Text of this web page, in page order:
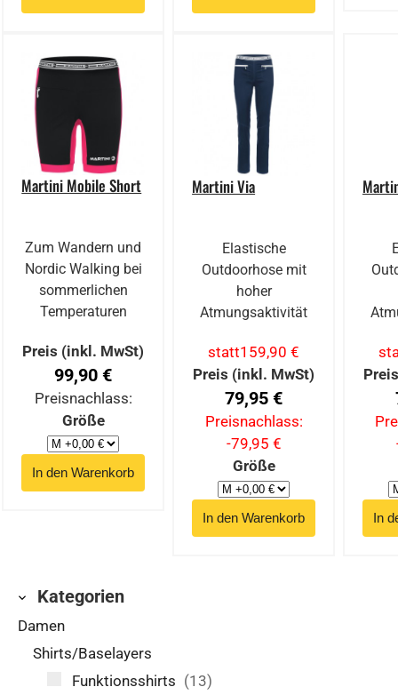
Martini Mobile Short
Zum Wandern und
Nordic Walking bei
sommerlichen
Temperaturen
Preis (inkl. MwSt)
99,90 €
Preisnachlass:
Größe
Martini Via
Elastische
Outdoorhose mit
hoher
Atmungsaktivität
statt159,90 €
Preis (inkl. MwSt)
79,95 €
Preisnachlass:
-79,95 €
Größe
Kategorien
Damen
Shirts/Baselayers
Funktionsshirts (13)